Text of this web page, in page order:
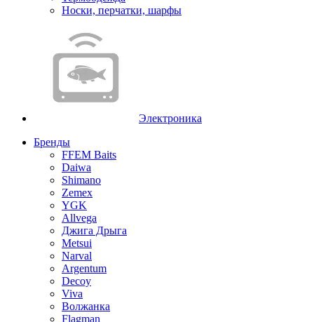
Носки, перчатки, шарфы
Электроника
Бренды
FFEM Baits
Daiwa
Shimano
Zemex
YGK
Allvega
Джига Дрыга
Metsui
Narval
Argentum
Decoy
Viva
Волжанка
Flagman